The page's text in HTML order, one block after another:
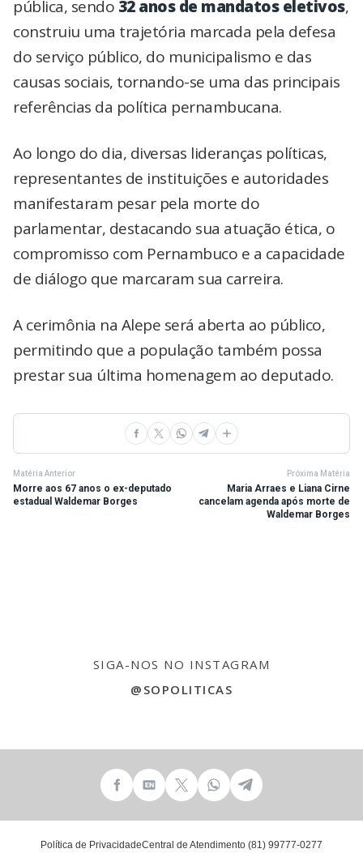
pública, sendo 32 anos de mandatos eletivos,
construiu uma trajetória marcada pela defesa
do serviço público, do municipalismo e das
causas sociais, tornando-se uma das principais
referências da política pernambucana.
Ao longo do dia, diversas lideranças políticas,
representantes de instituições e autoridades
manifestaram pesar pela morte do
parlamentar, destacando sua atuação ética, o
compromisso com Pernambuco e a capacidade
de diálogo que marcaram sua carreira.
A cerimônia na Alepe será aberta ao público,
permitindo que a população também possa
prestar sua última homenagem ao deputado.
Matéria Anterior
Morre aos 67 anos o ex-deputado
estadual Waldemar Borges
Próxima Matéria
Maria Arraes e Liana Cirne
cancelam agenda após morte de
Waldemar Borges
SIGA-NOS NO INSTAGRAM
@SOPOLITICAS
Política de PrivacidadeCentral de Atendimento (81) 99777-0277